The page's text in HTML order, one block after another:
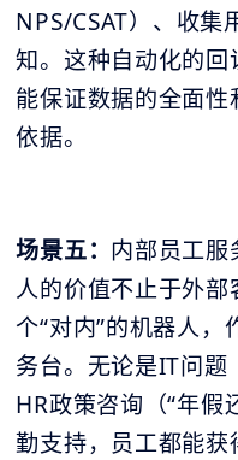
NPS/CSAT）、收集
知。这种自动化的
能保证数据的全面
依据。
场景五： 内部员工服
人的价值不止于外
个“对内”的机器人
务台。无论是IT问题
HR政策咨询（“年假
勤支持，员工都能